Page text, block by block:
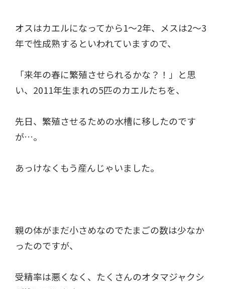
オスはカエルになってから1～2年、メスは2～3
年で性成熟するといわれていますので、
「来年の春に繁殖させられるかな？！」と思
い、2011年生まれの5匹のカエルたちを、
先日、繁殖させるための水槽に移したのです
が…。
あっけなくもう産んじゃいました。
親の体がまだ小さめなのでたまごの数は少なか
ったのですが、
受精率は悪くなく、たくさんのオタマジャクシ